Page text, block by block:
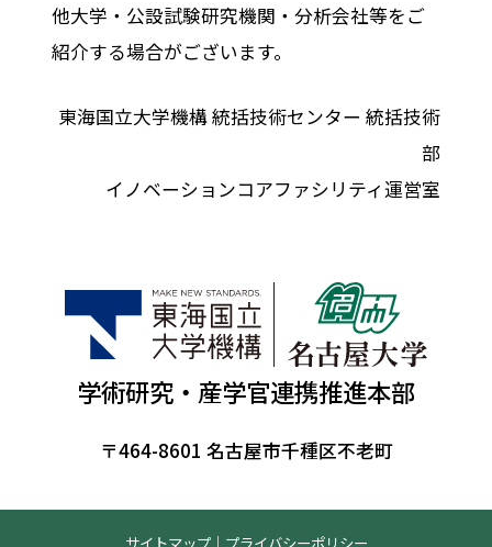
他大学・公設試験研究機関・分析会社等をご
紹介する場合がございます。
東海国立大学機構 統括技術センター 統括技術
部
イノベーションコアファシリティ運営室
学術研究・産学官連携推進本部
〒464-8601 名古屋市千種区不老町
サイトマップ｜ プライバシーポリシー